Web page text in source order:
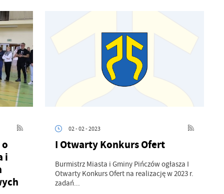
i
02 - 02 - 2023
I Otwarty Konkurs Ofert
Burmistrz Miasta i Gminy Pińczów ogłasza I
Otwarty Konkurs Ofert na realizację w 2023 r.
zadań...